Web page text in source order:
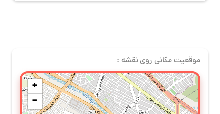
موقعیت مکانی روی نقشه :
+
−